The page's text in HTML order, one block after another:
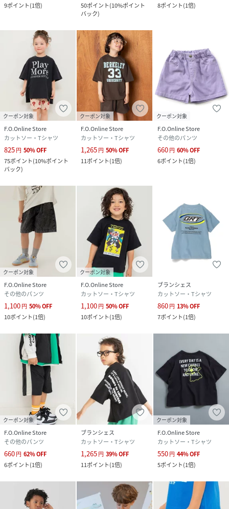
9ポイント(1倍)
50ポイント(10%ポイント
バック)
8ポイント(1倍)
クーポン対象
F.O.Online Store
カットソー・Tシャツ
825円 50%OFF
75ポイント(10%ポイント
バック)
クーポン対象
F.O.Online Store
カットソー・Tシャツ
1,265円 50%OFF
11ポイント(1倍)
クーポン対象
F.O.Online Store
その他のパンツ
660円 60%OFF
6ポイント(1倍)
クーポン対象
F.O.Online Store
その他のパンツ
1,100円 50%OFF
10ポイント(1倍)
クーポン対象
F.O.Online Store
カットソー・Tシャツ
1,100円 50%OFF
10ポイント(1倍)
ブランシェス
カットソー・Tシャツ
860円 13%OFF
7ポイント(1倍)
クーポン対象
F.O.Online Store
その他のパンツ
660円 62%OFF
6ポイント(1倍)
ブランシェス
カットソー・Tシャツ
1,265円 39%OFF
11ポイント(1倍)
クーポン対象
F.O.Online Store
カットソー・Tシャツ
550円 44%OFF
5ポイント(1倍)